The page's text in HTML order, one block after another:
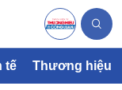
tế Thương hiệu